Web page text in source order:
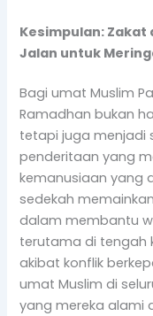
Kesimpulan: Zakat
Jalan untuk
Bagi umat Muslim
Ramadhan bukan
tetapi juga menjadi
penderitaan yang
kemanusiaan yang
sedekah
dalam membantu
terutama di tengah
akibat konflik
umat Muslim di
yang mereka alami